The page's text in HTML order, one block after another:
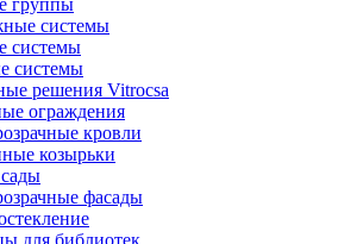
группы
системы
системы
системы
решения Vitrocsa
ограждения
кровли
козырьки
фасады
для библиотек